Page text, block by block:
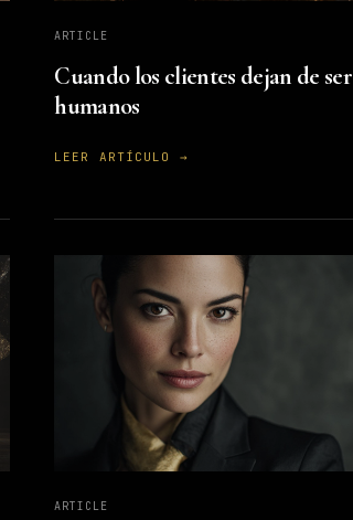
ARTICLE
Cuando los clientes dejan de ser
humanos
LEER ARTÍCULO →
ARTICLE